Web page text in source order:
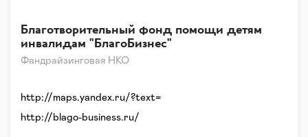
Фандрайзинговая НКО
Благотворительный фонд помощи детям
инвалидам "БлагоБизнес"
http://maps.yandex.ru/?text=
http://blago-business.ru/